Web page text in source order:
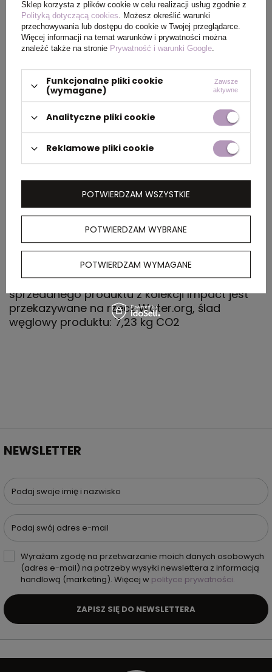
Rozmiar XXXL
PAKOWANIE
Wymiary
kartonu
zewnętrznego
60 x 40 x 30 cm
Damski bezrękawnik, kamizelka, wykonany z
poliestru pochodzącego w 100% z recyklingu,
posiada znacznik AWARE™, który gwarantuje,
że wykorzystane materiały pochodzą z
recyklingu, 2% wpływów z każdego
sprzedanego produktu z kolekcji Impact jest
przekazywane na rzecz Water.org, ślad
węglowy produktu: 7,23 kg CO2
NEWSLETTER
Podaj swoje imię i nazwisko
Podaj swój adres e-mail
Wyrażam zgodę na przetwarzanie moich danych osobowych
(adres e-mail) na potrzeby wysyłki newslettera z informacją
handlową (marketing). Więcej w polityce prywatności.
ZAPISZ SIĘ DO NEWSLETTERA
Sklep korzysta z plików cookie w celu realizacji usług zgodnie z
Polityką dotyczącą cookies. Możesz określić warunki
przechowywania lub dostępu do cookie w Twojej przeglądarce.
Więcej informacji na temat warunków i prywatności można
znaleźć także na stronie Prywatność i warunki Google.
Funkcjonalne pliki cookie
(wymagane)
Zawsze
aktywne
Analityczne pliki cookie
Reklamowe pliki cookie
POTWIERDZAM WYBRANE
POTWIERDZAM WYMAGANE
POTWIERDZAM WSZYSTKIE